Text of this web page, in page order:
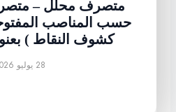
متصرف محلل –
حسب المناصب
كشوف النقاط )
28 يوليو 2026